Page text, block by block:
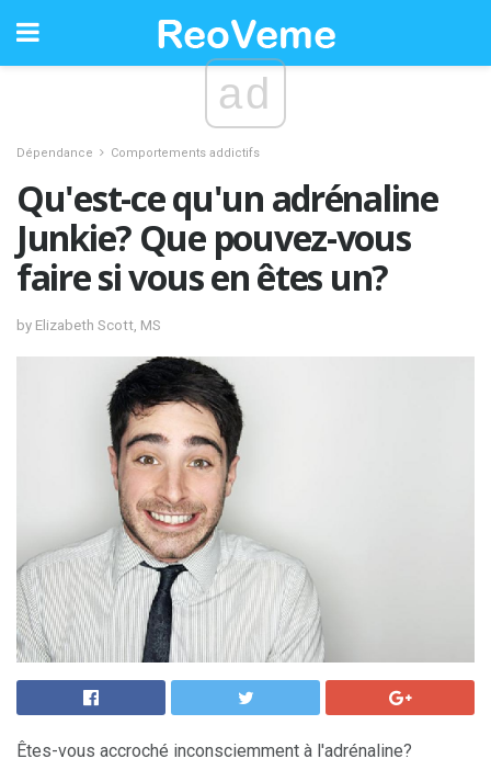
ad
Dépendance Comportements addictifs
Qu'est-ce qu'un adrénaline
Junkie? Que pouvez-vous
faire si vous en êtes un?
by Elizabeth Scott, MS
Êtes-vous accroché inconsciemment à l'adrénaline?